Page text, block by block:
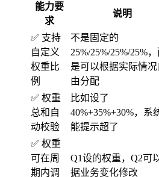
能力要
求
说明
✅ 支持
自定义
权重比
例
不是固定的
25%/25%/25%/25%
是可以根据实际情况
由分配
✅ 权重
总和自
动校验
比如设了
40%+35%+30%，系
能提示超了
✅ 权重
可在周
期内调
Q1设的权重，Q2可
据业务变化修改